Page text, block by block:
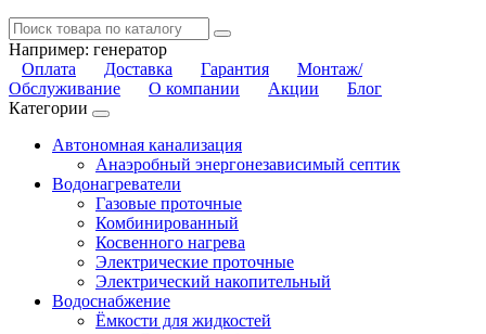
Например: генератор
Оплата
Доставка Гарантия
Монтаж/
Обслуживание
О компании Акции
Блог
Категории
Автономная канализация
Анаэробный энергонезависимый септик
Водонагреватели
Газовые проточные
Комбинированный
Косвенного нагрева
Электрические проточные
Электрический накопительный
Водоснабжение
Ёмкости для жидкостей